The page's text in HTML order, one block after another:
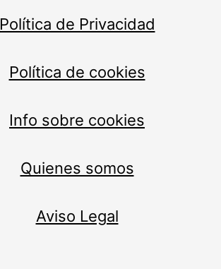
Política de Privacidad
Política de cookies
Info sobre cookies
Quienes somos
Aviso Legal